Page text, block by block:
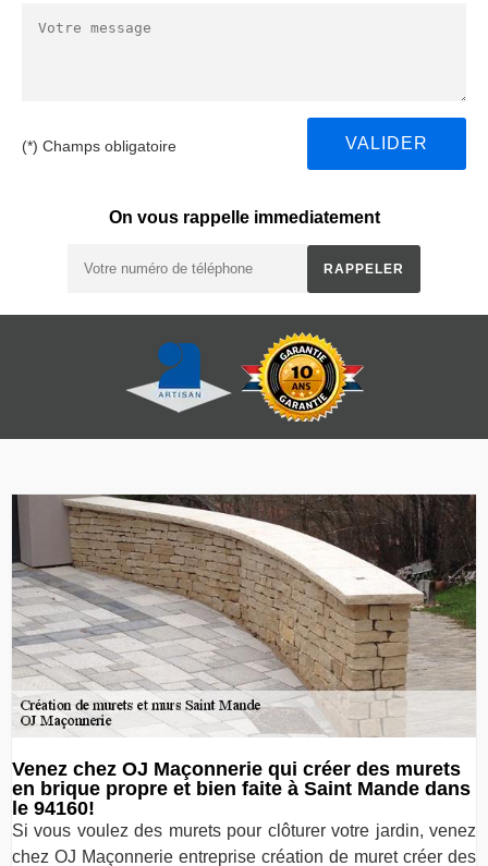
(*) Champs obligatoire
On vous rappelle immediatement
Venez chez OJ Maçonnerie qui créer des murets
en brique propre et bien faite à Saint Mande dans
le 94160!
Si vous voulez des murets pour clôturer votre jardin, venez
chez OJ Maçonnerie entreprise création de muret créer des